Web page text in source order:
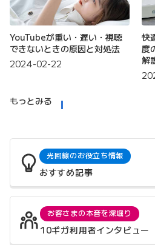
YouTubeが重い・遅い・視聴
できないときの原因と対処法
2024-02-22
快
度
解
もっとみる
光回線のお役立ち情報
おすすめ記事
お客さまの本音を深堀り
10ギガ利用者インタビュー